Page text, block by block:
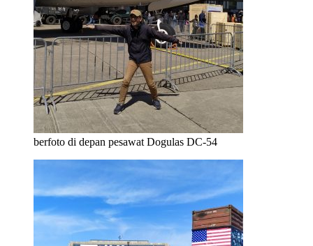
berfoto di depan pesawat Dogulas DC-54